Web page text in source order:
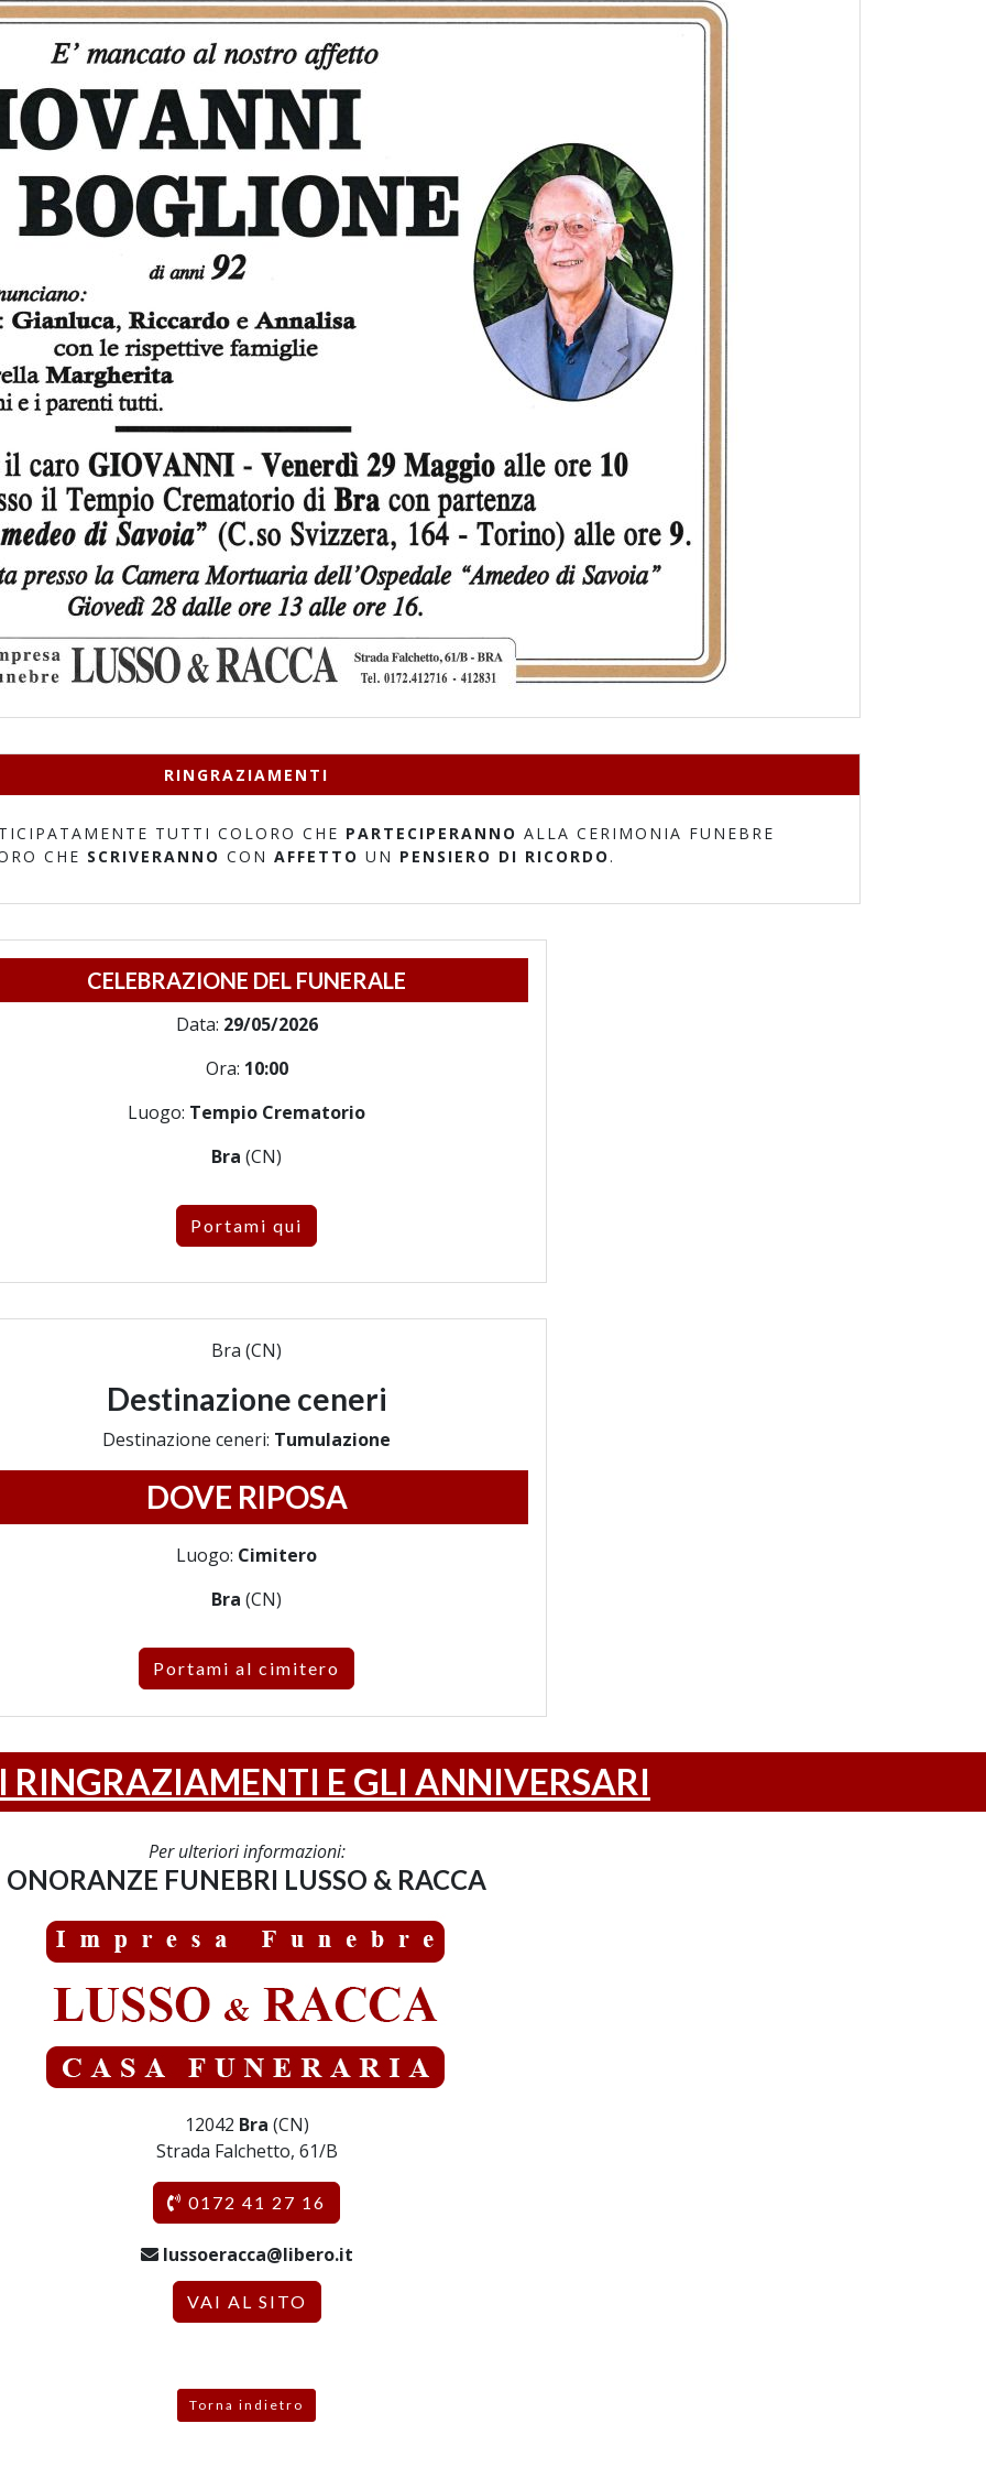
RINGRAZIAMENTI
TUTTI COLORO CHE PARTECIPERANNO ALLA CERIMONIA FUNEBRE
CHE SCRIVERANNO CON AFFETTO UN PENSIERO DI RICORDO .
CELEBRAZIONE DEL FUNERALE
Data: 29/05/2026
Ora: 10:00
Luogo: Tempio Crematorio
Bra (CN)
Portami qui
Bra (CN)
Destinazione ceneri
Destinazione ceneri: Tumulazione
DOVE RIPOSA
Luogo: Cimitero
Bra (CN)
Portami al cimitero
RINGRAZIAMENTI E GLI ANNIVERSARI
Per ulteriori informazioni:
ONORANZE FUNEBRI LUSSO & RACCA
12042 Bra (CN)
Strada Falchetto, 61/B
0172 41 27 16
lussoeracca@libero.it
VAI AL SITO
Torna indietro